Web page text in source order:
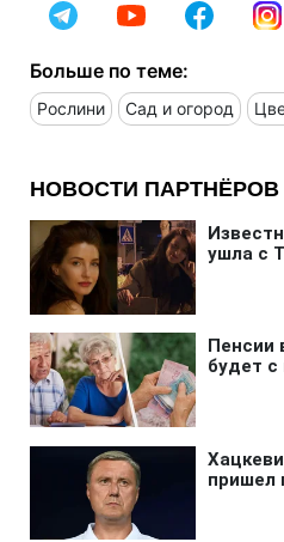
Больше по теме:
Рослини Сад и огород